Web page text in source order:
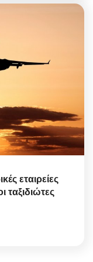
εταιρείες
ταξιδιώτες